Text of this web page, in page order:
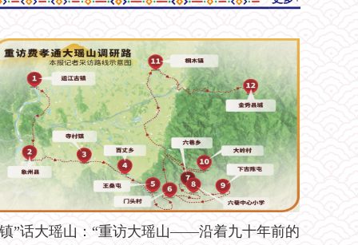
”话大瑶山：“重访大瑶山——沿着九十年前的